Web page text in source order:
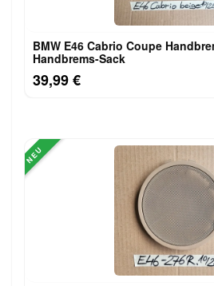
BMW E46 Cabrio Coupe
Handbrems-Sack
39,99 €
NEU